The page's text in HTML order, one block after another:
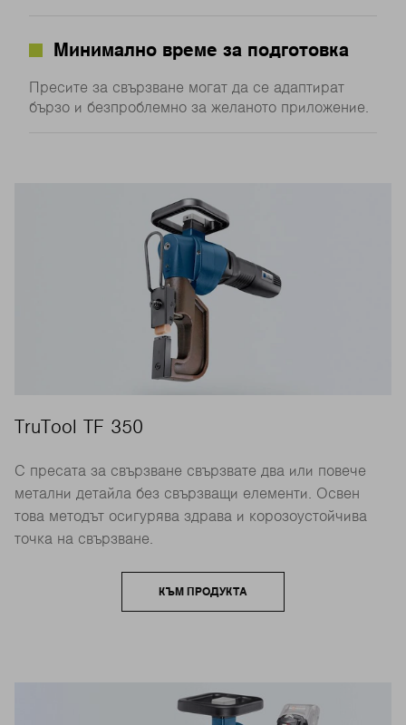
Минимално време за подготовка
Пресите за свързване могат да се адаптират
бързо и безпроблемно за желаното приложение.
TruTool TF 350
С пресата за свързване свързвате два или повече
метални детайла без свързващи елементи. Освен
това методът осигурява здрава и корозоустойчива
точка на свързване.
КЪМ ПРОДУКТА